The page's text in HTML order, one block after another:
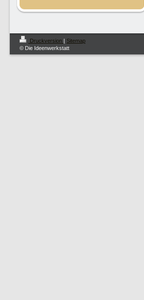
Druckversion | Sitemap
© Die Ideenwerkstatt